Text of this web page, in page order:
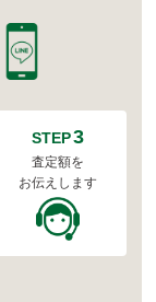
STEP3
査定額を
お伝えします